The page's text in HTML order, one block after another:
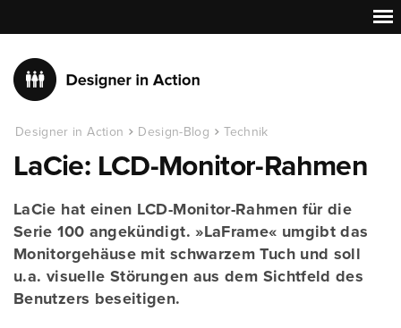
Designer in Action Design-Blog Technik
LaCie: LCD-Monitor-Rahmen
LaCie hat einen LCD-Monitor-Rahmen für die
Serie 100 angekündigt. »LaFrame« umgibt das
Monitorgehäuse mit schwarzem Tuch und soll
u.a. visuelle Störungen aus dem Sichtfeld des
Benutzers beseitigen.